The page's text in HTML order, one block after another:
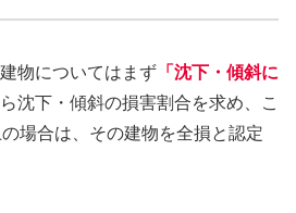
物についてはまず 「沈下・傾斜に
沈下・傾斜の損害割合を求め、こ
場合は、その建物を全損と認定